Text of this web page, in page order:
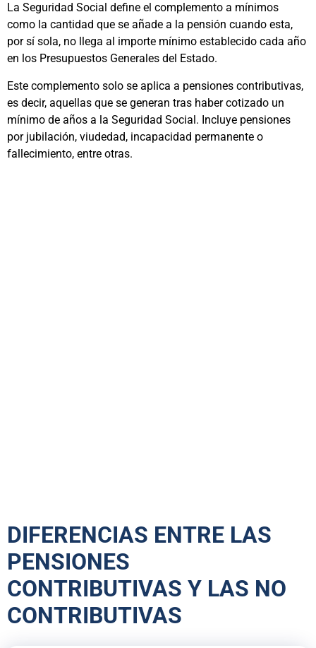
La Seguridad Social define el complemento a mínimos
como la cantidad que se añade a la pensión cuando esta,
por sí sola, no llega al importe mínimo establecido cada año
en los Presupuestos Generales del Estado.
Este complemento solo se aplica a pensiones contributivas,
es decir, aquellas que se generan tras haber cotizado un
mínimo de años a la Seguridad Social. Incluye pensiones
por jubilación, viudedad, incapacidad permanente o
fallecimiento, entre otras.
DIFERENCIAS ENTRE LAS
PENSIONES
CONTRIBUTIVAS Y LAS NO
CONTRIBUTIVAS